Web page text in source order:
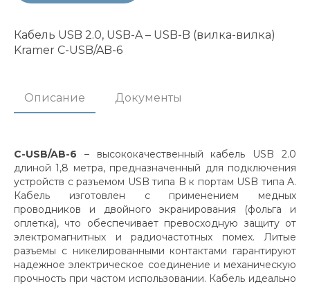
Кабель USB 2.0, USB-A – USB-B (вилка-вилка)
Kramer C-USB/AB-6
Описание Документы
C-USB/AB-6 – высококачественный кабель USB 2.0
длиной 1,8 метра, предназначенный для подключения
устройств с разъемом USB типа B к портам USB типа A.
Кабель изготовлен с применением медных
проводников и двойного экранирования (фольга и
оплетка), что обеспечивает превосходную защиту от
электромагнитных и радиочастотных помех. Литые
разъемы с никелированными контактами гарантируют
надежное электрическое соединение и механическую
прочность при частом использовании. Кабель идеально